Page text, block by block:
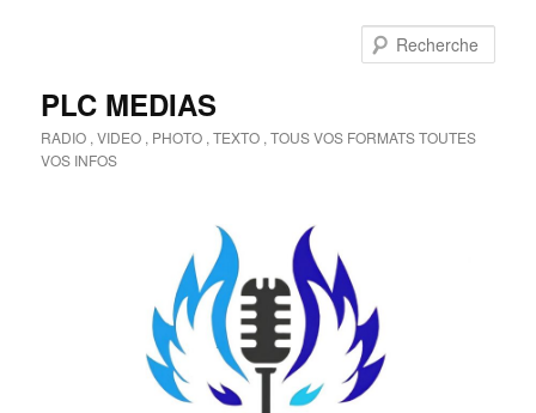
PLC MEDIAS
RADIO , VIDEO , PHOTO , TEXTO , TOUS VOS FORMATS TOUTES
VOS INFOS